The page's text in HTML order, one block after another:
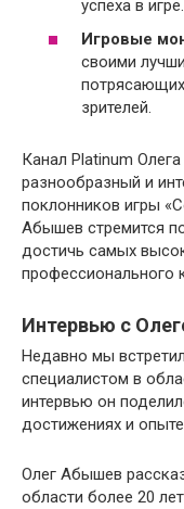
успеха в игре.
Игровые
своими
зрителей.
Канал Platinum
разнообразный и
поклонников игры
Абышев стремится
достичь самых
профессионального
Интервью с
Недавно мы
специалистом в
интервью он
достижениях и
Олег Абышев
области более 20